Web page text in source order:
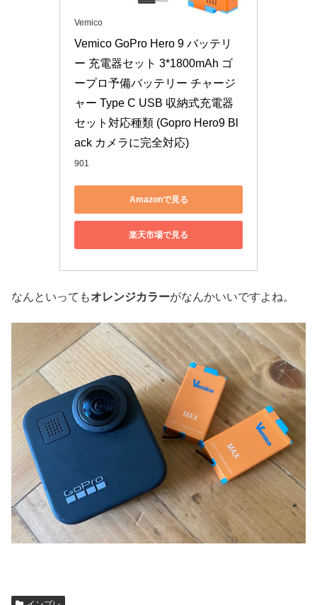
Vemico
Vemico GoPro Hero 9 バッテリ
ー 充電器セット 3*1800mAh ゴ
ープロ予備バッテリー チャージ
ャー Type C USB 収納式充電器
セット対応種類 (Gopro Hero9 Bl
ack カメラに完全対応)
901
Amazonで見る
楽天市場で見る
なんといってもオレンジカラーがなんかいいですよね。